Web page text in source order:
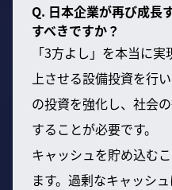
Q. 日本企業が再び成長
すべきですか？
「3方よし」を本当に
上させる設備投資を行
の投資を強化し、社会
することが必要です。
キャッシュを貯め込む
ます。過剰なキャッシ